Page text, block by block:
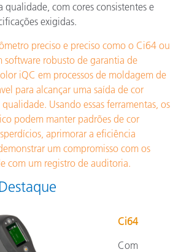
qualidade, com cores consistentes e
exigidas.
preciso e preciso como o Ci64 ou
software robusto de garantia de
iQC em processos de moldagem de
para alcançar uma saída de cor
Usando essas ferramentas, os
podem manter padrões de cor
aprimorar a eficiência
um compromisso com os
com um registro de auditoria.
Ci64
Com